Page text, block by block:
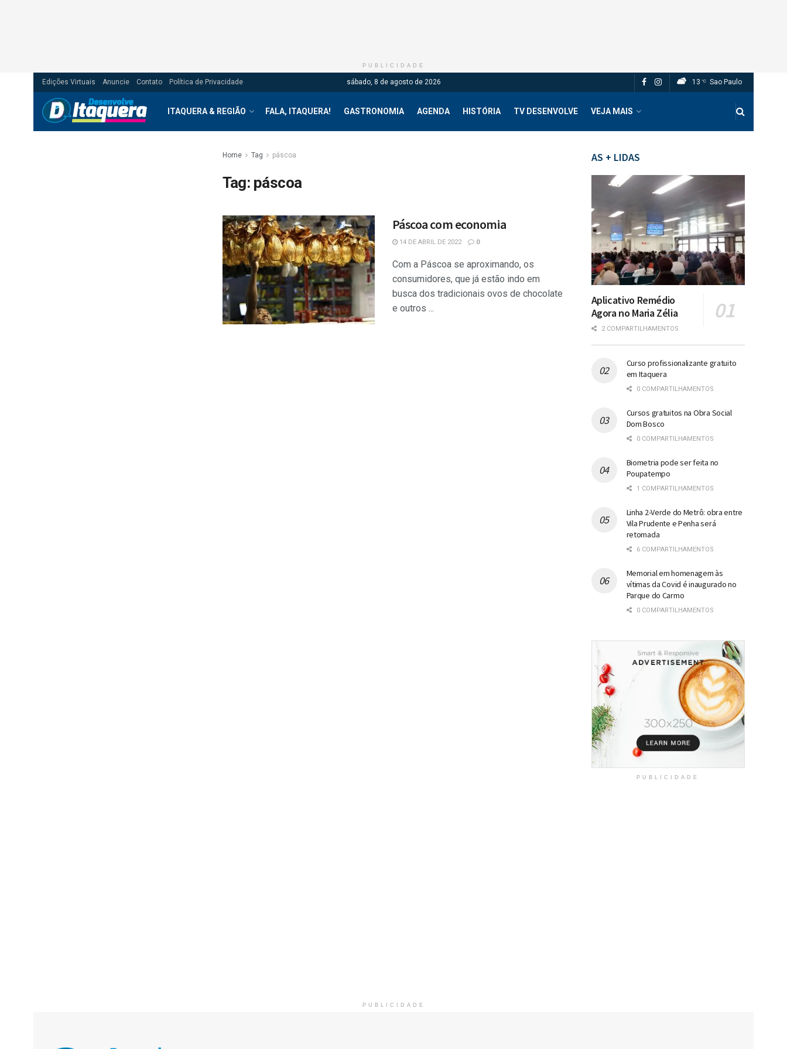
PUBLICIDADE
Edições Virtuais Anuncie Contato Política de Privacidade sábado, 8 de agosto de 2026 13 °C Sao Paulo
ITAQUERA & REGIÃO FALA, ITAQUERA! GASTRONOMIA AGENDA HISTÓRIA TV DESENVOLVE VEJA MAIS
Home Tag páscoa
Tag: páscoa
Páscoa com economia
14 DE ABRIL DE 2022 0
Com a Páscoa se aproximando, os
consumidores, que já estão indo em
busca dos tradicionais ovos de chocolate
e outros ...
AS + LIDAS
Aplicativo Remédio
Agora no Maria Zélia
2 COMPARTILHAMENTOS
Curso profissionalizante gratuito
em Itaquera
0 COMPARTILHAMENTOS
Cursos gratuitos na Obra Social
Dom Bosco
0 COMPARTILHAMENTOS
Biometria pode ser feita no
Poupatempo
1 COMPARTILHAMENTOS
Linha 2-Verde do Metrô: obra entre
Vila Prudente e Penha será
retomada
6 COMPARTILHAMENTOS
Memorial em homenagem às
vítimas da Covid é inaugurado no
Parque do Carmo
0 COMPARTILHAMENTOS
PUBLICIDADE
PUBLICIDADE